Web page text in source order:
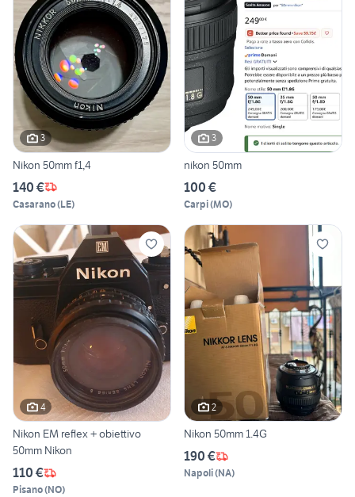
3
Nikon 50mm f1,4
140 €
Casarano(LE)
3
nikon 50mm
100 €
Carpi(MO)
4
Nikon EM reflex + obiettivo
50mm Nikon
110 €
Pisano(NO)
2
Nikon 50mm 1.4G
190 €
Napoli(NA)